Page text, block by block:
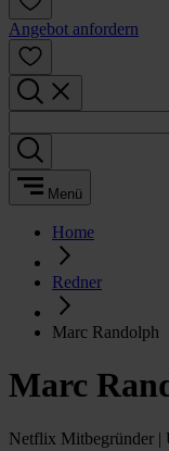
Angebot anfordern
Menü
Home
Redner
Marc Randolph
Marc
Netflix Mitbegründer |